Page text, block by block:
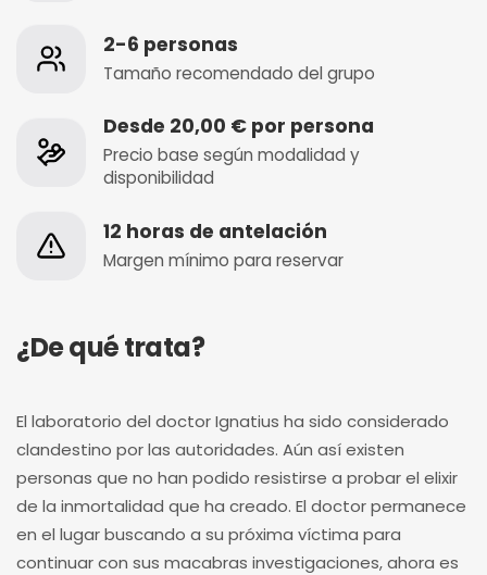
2-6 personas
Tamaño recomendado del grupo
Desde 20,00 € por persona
Precio base según modalidad y
disponibilidad
12 horas de antelación
Margen mínimo para reservar
¿De qué trata?
El laboratorio del doctor Ignatius ha sido considerado
clandestino por las autoridades. Aún así existen
personas que no han podido resistirse a probar el elixir
de la inmortalidad que ha creado. El doctor permanece
en el lugar buscando a su próxima víctima para
continuar con sus macabras investigaciones, ahora es